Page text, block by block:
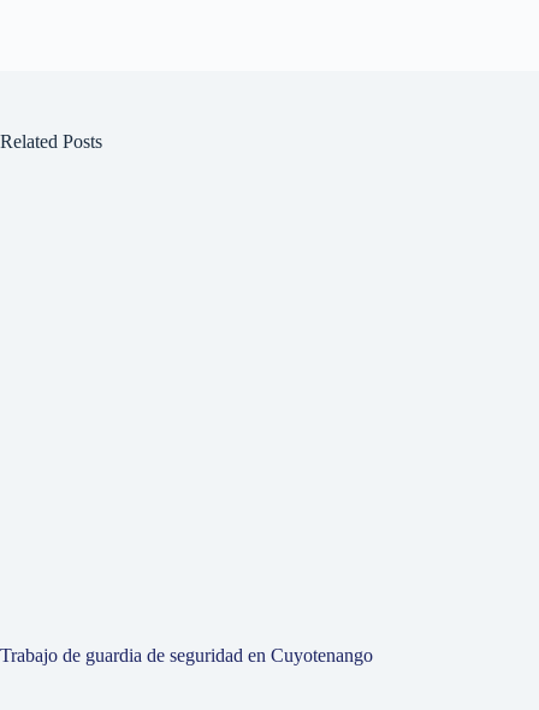
Related Posts
Trabajo de guardia de seguridad en Cuyotenango